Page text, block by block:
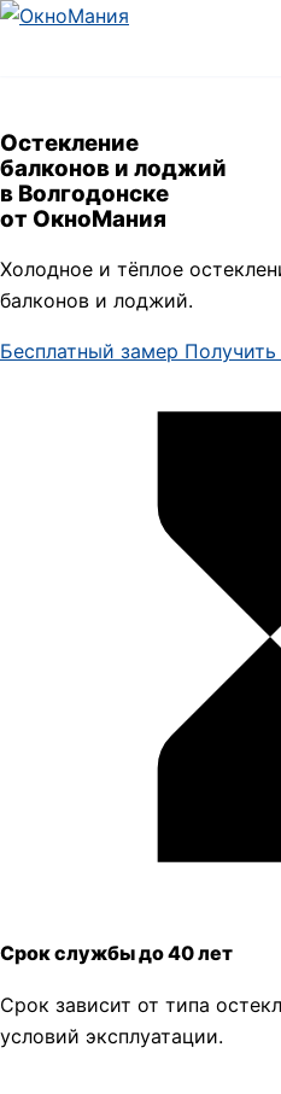
Перейти к содержимому
Остекление
балконов и лоджий
в Волгодонске
от ОкноМания
Холодное и тёплое
балконов и лоджий.
Бесплатный замер Получить
Срок службы до 40 лет
Срок зависит от типа
условий эксплуатации.